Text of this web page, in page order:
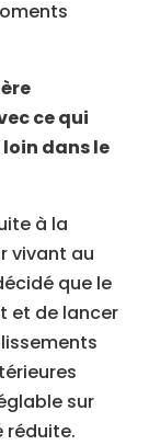
ce qui
dans le
à la
vivant au
que le
et de lancer
sur
réduite.